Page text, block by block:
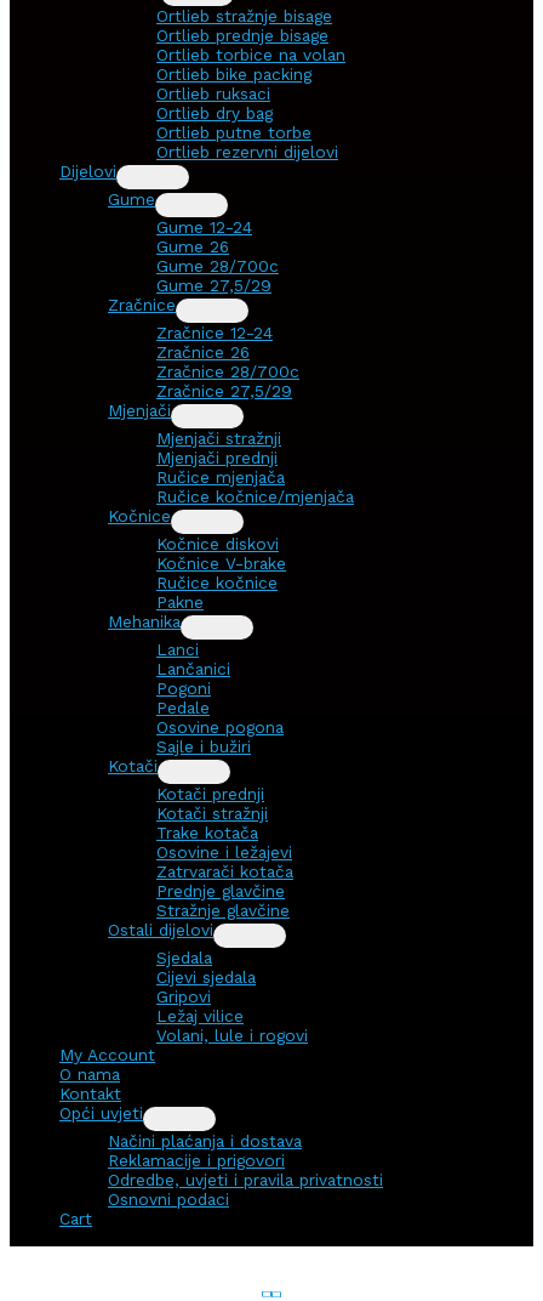
Ortlieb stražnje bisage
Ortlieb prednje bisage
Ortlieb torbice na volan
Ortlieb bike packing
Ortlieb ruksaci
Ortlieb dry bag
Ortlieb putne torbe
Ortlieb rezervni dijelovi
Dijelovi
Gume
Gume 12-24
Gume 26
Gume 28/700c
Gume 27,5/29
Zračnice
Zračnice 12-24
Zračnice 26
Zračnice 28/700c
Zračnice 27,5/29
Mjenjači
Mjenjači stražnji
Mjenjači prednji
Ručice mjenjača
Ručice kočnice/mjenjača
Kočnice
Kočnice diskovi
Kočnice V-brake
Ručice kočnice
Pakne
Mehanika
Lanci
Lančanici
Pogoni
Pedale
Osovine pogona
Sajle i bužiri
Kotači
Kotači prednji
Kotači stražnji
Trake kotača
Osovine i ležajevi
Zatrvarači kotača
Prednje glavčine
Stražnje glavčine
Ostali dijelovi
Sjedala
Cijevi sjedala
Gripovi
Ležaj vilice
Volani, lule i rogovi
My Account
O nama
Kontakt
Opći uvjeti
Načini plaćanja i dostava
Reklamacije i prigovori
Odredbe, uvjeti i pravila privatnosti
Osnovni podaci
Cart